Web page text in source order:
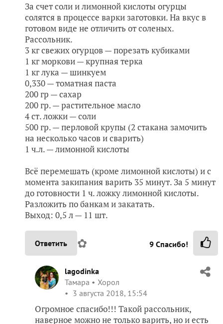
За счет соли и лимонной кислоты огурцы
солятся в процессе варки заготовки. На вкус в
готовом виде не отличить от соленых.
Рассольник.
3 кг свежих огурцов — порезать кубиками
1 кг моркови — крупная терка
1 кг лука — шинкуем
0,330 — томатная паста
200 гр — сахар
200 гр. — растительное масло
4 ст. ложки — соли
500 гр. — перловой крупы (2 стакана замочить
на несколько часов и сварить)
1 ч.л. — лимонной кислоты
Всё перемешать (кроме лимонной кислоты) и с
момента закипания варить 35 минут. За 5 минут
до готовности 1 ч. ложку лимонной кислоты.
Разложить по банкам и закатать.
Выход: 0,5 л — 11 шт.
Ответить ✿ 9 Спасибо!
lagodinka
Тамара
Хорол
3 августа 2018, 15:54
Огромное спасибо!!! Такой рассольник,
наверное можно не только варить, но и есть